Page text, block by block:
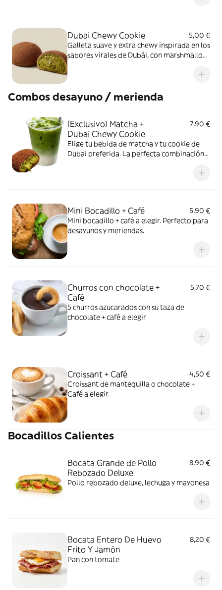
Dubai Chewy Cookie
5,00 €
Galleta suave y extra chewy inspirada en los
sabores virales de Dubái, con marshmallow
tradicional. Prueba la galleta más viral de
Corea \Perfecta con café o matcha \
10 segundos máximo para disfrutarlo al
máximo)
Combos desayuno / merienda
(Exclusivo) Matcha +
Dubai Chewy Cookie
7,90 €
Elige tu bebida de matcha y tu cookie de
Dubai preferida. La perfecta combinación
Mini Bocadillo + Café
5,90 €
Mini bocadillo + café a elegir. Perfecto para
desayunos y meriendas.
Churros con chocolate +
Café
5,70 €
5 churros azucarados con su taza de
chocolate + café a elegir
Croissant + Café
4,50 €
Croissant de mantequilla o chocolate +
Café a elegir.
Bocadillos Calientes
Bocata Grande de Pollo
Rebozado Deluxe
8,90 €
Pollo rebozado deluxe, lechuga y mayonesa
Bocata Entero De Huevo
Frito Y Jamón
8,20 €
Pan con tomate